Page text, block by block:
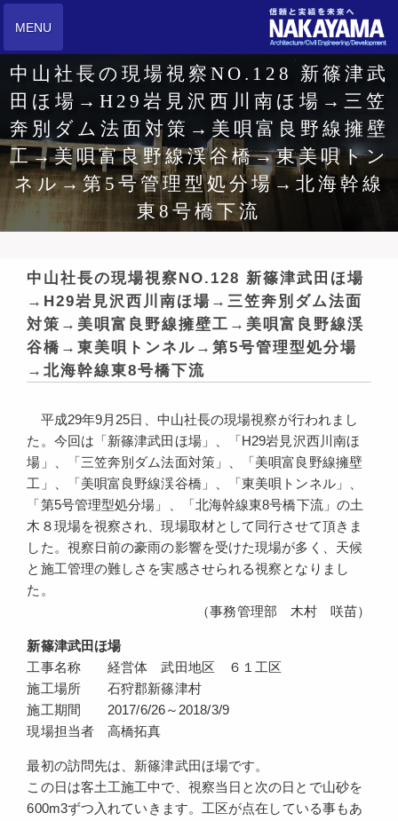
MENU
中山社長の現場視察NO.128 新篠津武
田ほ場→H29岩見沢西川南ほ場→三笠
奔別ダム法面対策→美唄富良野線擁壁
工→美唄富良野線渓谷橋→東美唄トン
ネル→第5号管理型処分場→北海幹線
東8号橋下流
中山社長の現場視察NO.128 新篠津武田ほ場
→H29岩見沢西川南ほ場→三笠奔別ダム法面
対策→美唄富良野線擁壁工→美唄富良野線渓
谷橋→東美唄トンネル→第5号管理型処分場
→北海幹線東8号橋下流
平成29年9月25日、中山社長の現場視察が行われまし
た。今回は「新篠津武田ほ場」、「H29岩見沢西川南ほ
場」、「三笠奔別ダム法面対策」、「美唄富良野線擁壁
工」、「美唄富良野線渓谷橋」、「東美唄トンネル」、
「第5号管理型処分場」、「北海幹線東8号橋下流」の土
木８現場を視察され、現場取材として同行させて頂きま
した。視察日前の豪雨の影響を受けた現場が多く、天候
と施工管理の難しさを実感させられる視察となりまし
た。
（事務管理部 木村 咲苗）
新篠津武田ほ場
工事名称 経営体 武田地区 ６１工区
施工場所 石狩郡新篠津村
施工期間 2017/6/26～2018/3/9
現場担当者 高橋拓真
最初の訪問先は、新篠津武田ほ場です。
この日は客土工施工中で、視察当日と次の日とで山砂を
600m3ずつ入れていきます。工区が点在している事もあ